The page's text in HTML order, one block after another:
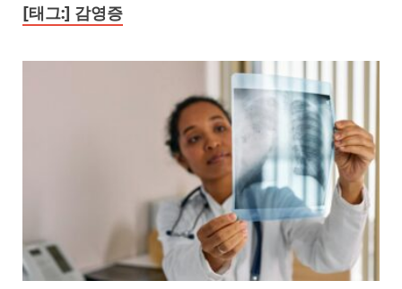
[태그:] 감영증